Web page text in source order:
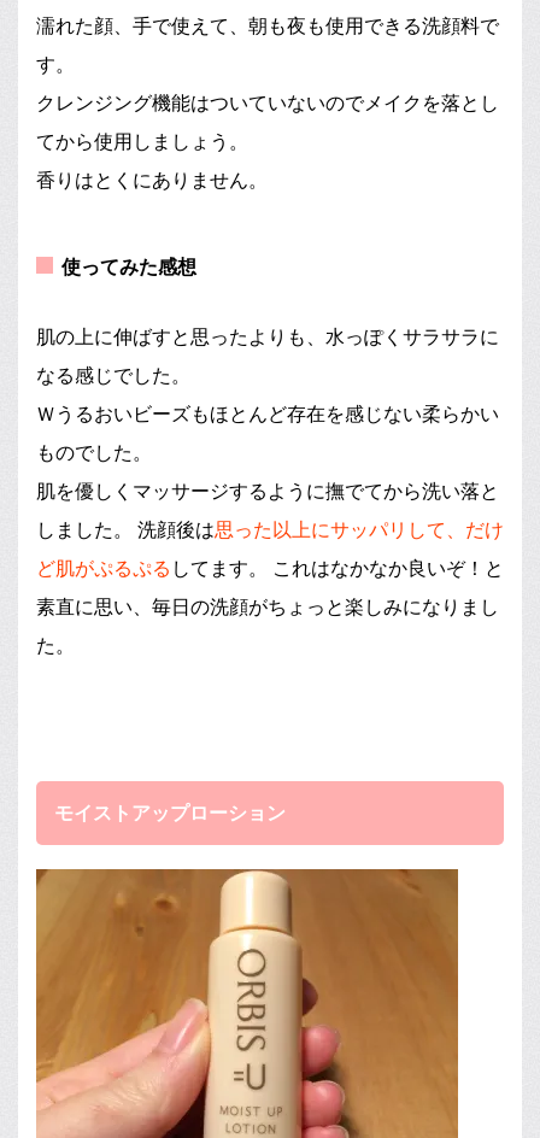
濡れた顔、手で使えて、朝も夜も使用できる洗顔料で
す。
クレンジング機能はついていないのでメイクを落とし
てから使用しましょう。
香りはとくにありません。
使ってみた感想
肌の上に伸ばすと思ったよりも、水っぽくサラサラに
なる感じでした。
Ｗうるおいビーズもほとんど存在を感じない柔らかい
ものでした。
肌を優しくマッサージするように撫でてから洗い落と
しました。 洗顔後は思った以上にサッパリして、だけ
ど肌がぷるぷる してます。 これはなかなか良いぞ！と
素直に思い、毎日の洗顔がちょっと楽しみになりまし
た。
モイストアップローション